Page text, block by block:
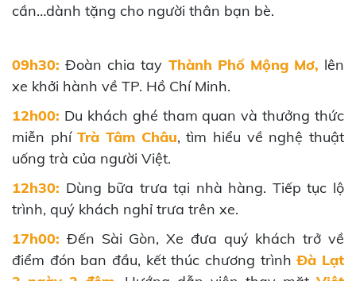
cần…dành tặng cho người thân bạn bè.
09h30:Đoàn chia tay Thành Phố Mộng Mơ, lên
xe khởi hành về TP. Hồ Chí Minh.
12h00: Du khách ghé tham quan và thưởng thức
miễn phíTrà Tâm Châu, tìm hiểu về nghệ thuật
uống trà của người Việt.
12h30: Dùng bữa trưa tại nhà hàng. Tiếp tục lộ
trình, quý khách nghỉ trưa trên xe.
17h00: Đến Sài Gòn, Xe đưa quý khách trở về
điểm đón ban đầu, kết thúc chương trìnhĐà Lạt